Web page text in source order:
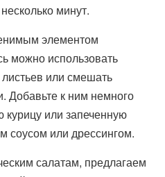
минут.
элементом
можно использовать
или смешать
Добавьте к ним немного
курицу или запеченную
или дрессингом.
салатам, предлагаем